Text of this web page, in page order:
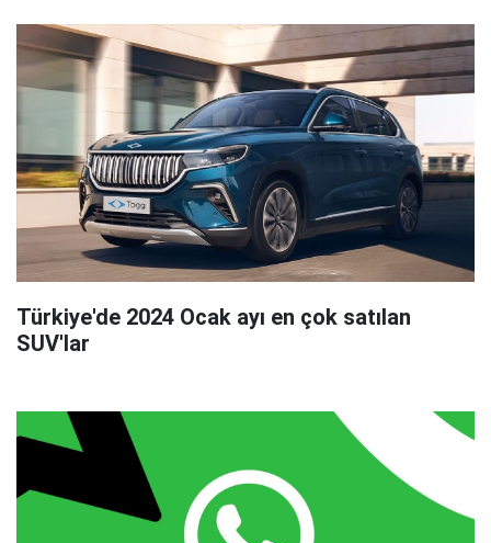
Türkiye'de 2024 Ocak ayı en çok satılan
SUV'lar